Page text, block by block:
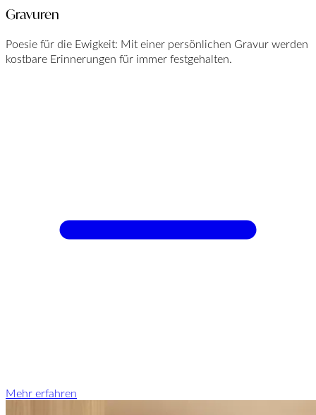
Gravuren
Poesie für die Ewigkeit: Mit einer persönlichen Gravur werden
kostbare Erinnerungen für immer festgehalten.
Mehr erfahren